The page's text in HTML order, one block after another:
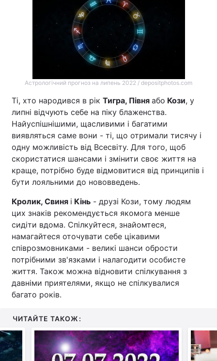
Астрологічний прогноз на липень 2022 / depositphotos.com
Ті, хто народився в рік Тигра, Півня або Кози, у
липні відчують себе на піку блаженства.
Найуспішнішими, щасливими і багатими
виявляться саме вони - ті, що отримали тисячу і
одну можливість від Всесвіту. Для того, щоб
скористатися шансами і змінити своє життя на
краще, потрібно буде відмовитися від принципів і
бути лояльними до нововведень.
Кролик, Свиня і Кінь - друзі Кози, тому людям
цих знаків рекомендується якомога менше
сидіти вдома. Спілкуйтеся, знайомтеся,
намагайтеся оточувати себе цікавими
співрозмовниками - великі шанси обрости
потрібними зв'язками і налагодити особисте
життя. Також можна відновити спілкування з
давніми приятелями, якщо не спілкувалися
багато років.
ЧИТАЙТЕ ТАКОЖ: